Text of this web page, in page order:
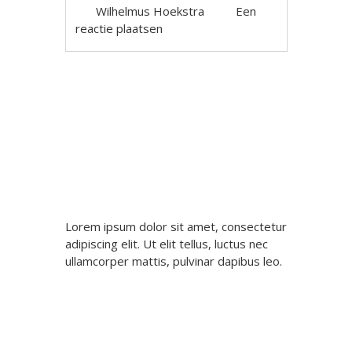
Wilhelmus Hoekstra
Een
reactie plaatsen
Lorem ipsum dolor sit amet, consectetur
adipiscing elit. Ut elit tellus, luctus nec
ullamcorper mattis, pulvinar dapibus leo.